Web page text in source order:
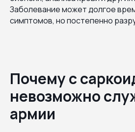
Заболевание может долгое
симптомов, но постепенно
Почему с
невозможно
армии